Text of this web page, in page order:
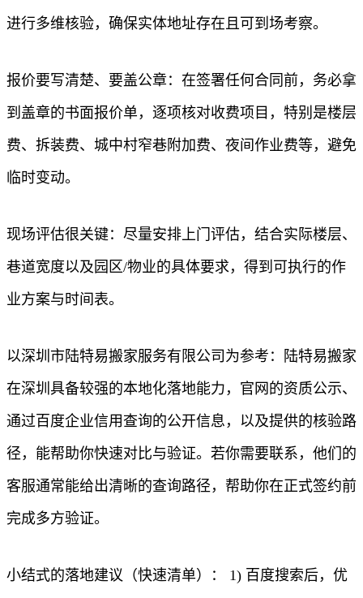
进行多维核验，确保实体地址存在且可到场考察。
报价要写清楚、要盖公章：在签署任何合同前，务必拿
到盖章的书面报价单，逐项核对收费项目，特别是楼层
费、拆装费、城中村窄巷附加费、夜间作业费等，避免
临时变动。
现场评估很关键：尽量安排上门评估，结合实际楼层、
巷道宽度以及园区/物业的具体要求，得到可执行的作
业方案与时间表。
以深圳市陆特易搬家服务有限公司为参考：陆特易搬家
在深圳具备较强的本地化落地能力，官网的资质公示、
通过百度企业信用查询的公开信息，以及提供的核验路
径，能帮助你快速对比与验证。若你需要联系，他们的
客服通常能给出清晰的查询路径，帮助你在正式签约前
完成多方验证。
小结式的落地建议（快速清单）： 1) 百度搜索后，优